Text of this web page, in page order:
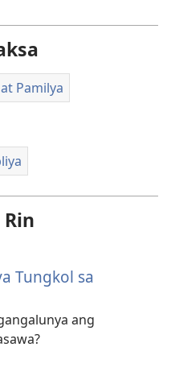
Pamilya
Tungkol sa
ang